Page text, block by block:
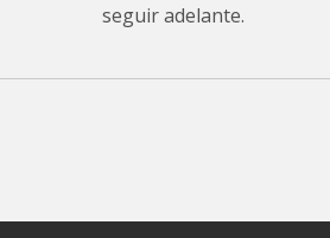
seguir adelante.